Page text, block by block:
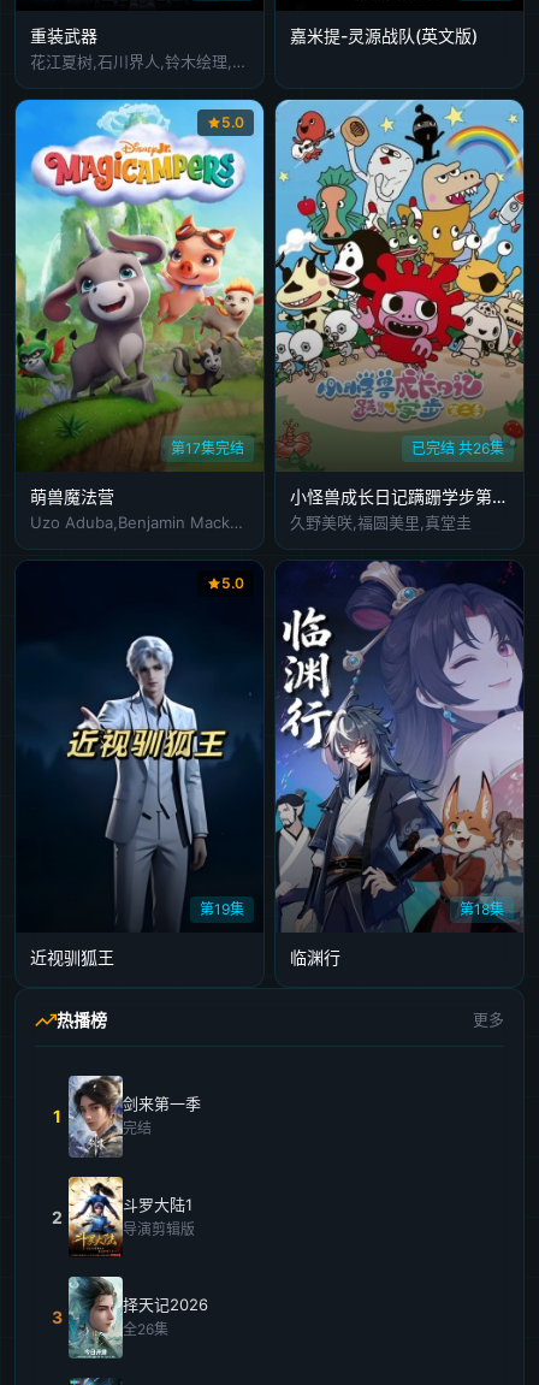
重装武器
花江夏树,石川界人,铃木绘理,伊藤静,内田真礼,横尾麻里,松本忍,山下大辉,芳野由奈,山本格,本渡枫,竹内良太,高桥未奈美,小西克幸,内匠靖明,大西沙织,小山力也,大林隆介,大久保瑠美,金元寿子,佐藤利奈,新井里美,细谷佳正,菅生隆之,木村珠莉,叶山郁美,中津真莉,水濑祈,辻亲八,斧笃,柳田淳一,手冢弘道,Lynn,千本木彩花,村中知,山崎遥,绫濑有,森奈奈子,田泽茉纯,千菅春香,大井麻利衣,东内真理子,清都亚里沙,日野麻里,内村史子,佐佐健太,相马康一,杉崎亮,石谷春贵,滨野大辉,室元气,绵贯龙之介
嘉米提-灵源战队​(英文版)
第17集完结
5.0
萌兽魔法营
Uzo Aduba,Benjamin Mackey,Mason Blomberg
已完结 共26集
小怪兽成长日记蹒跚学步第二季
久野美咲,福圆美里,真堂圭
第19集
5.0
近视驯狐王
第18集
临渊行
热播榜 更多
1
剑来第一季
完结
2
斗罗大陆1
导演剪辑版
3
择天记2026
全26集